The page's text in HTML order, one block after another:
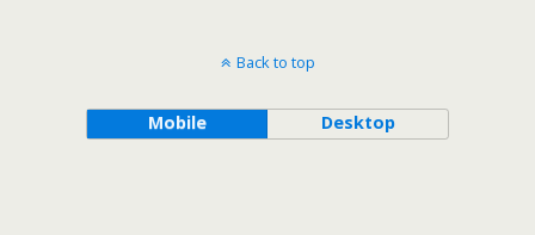
Back to top
Mobile Desktop